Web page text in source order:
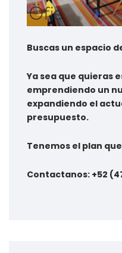
Buscas un espacio
Ya sea que quieras
emprendiendo un
expandiendo el
presupuesto.
Tenemos el plan
Contactanos: +52